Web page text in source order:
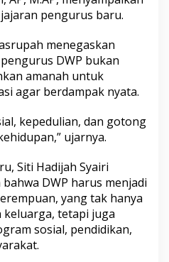
pengurus baru.
menegaskan
DWP bukan
amanah untuk
agar berdampak nyata.
kepedulian, dan gotong
ujarnya.
Siti Hadijah Syairi
DWP harus menjadi
yang tak hanya
tetapi juga
sosial, pendidikan,